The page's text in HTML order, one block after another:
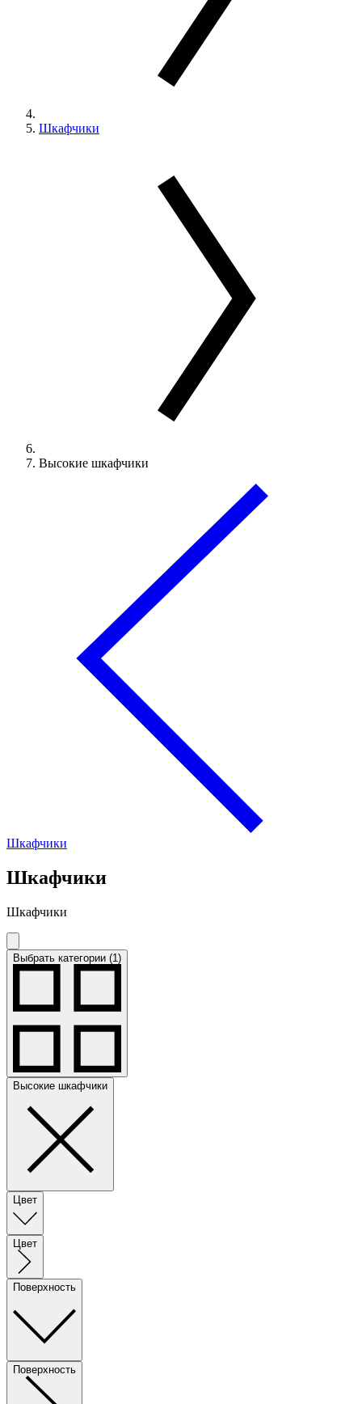
Шкафчики
Высокие шкафчики
Шкафчики
Шкафчики
Шкафчики
Выбрать категории (1)
Высокие шкафчики
Цвет
Цвет
Поверхность
Поверхность